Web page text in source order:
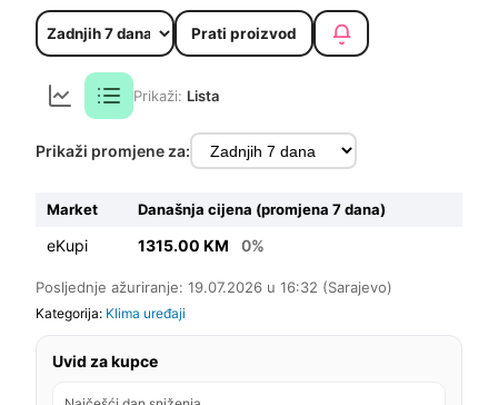
Prati proizvod
Prikaži: Lista
Prikaži promjene za:
Market Današnja cijena (promjena 7 dana)
eKupi 1315.00 KM 0%
Posljednje ažuriranje: 19.07.2026 u 16:32 (Sarajevo)
Kategorija: Klima uređaji
Uvid za kupce